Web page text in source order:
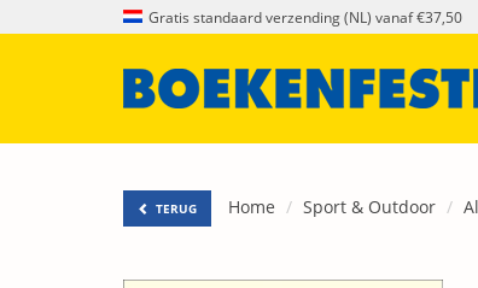
Gratis standaard verzending (NL) vanaf €37,50
TERUG Home Sport & Outdoor